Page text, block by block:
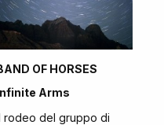
OF HORSES
Arms
rodeo del gruppo di